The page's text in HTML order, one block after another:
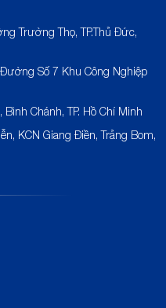
Trường Thọ, TP.Thủ Đức,
Số 7 Khu Công Nghiệp
Chánh, TP. Hồ Chí Minh
KCN Giang Điền, Trảng Bom,